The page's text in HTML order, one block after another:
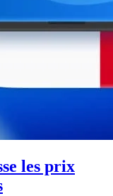
les prix